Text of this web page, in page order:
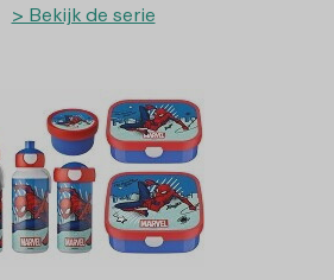
> Bekijk de serie